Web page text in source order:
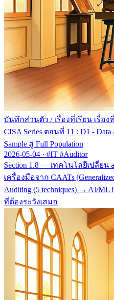
บันทึกส่วนตัว / เรื่องที่เรียน เรื่อ
CISA Series ตอนที่ 11 : D1 -
Sample สู่ Full Population
2026-05-04 · #IT #Auditor
Section 1.8 — เทคโนโลยีเปลี่ยน
เครื่องมือจาก CAATs
Auditing (5 techniques) → AI/
ที่ต้องระวังเสมอ